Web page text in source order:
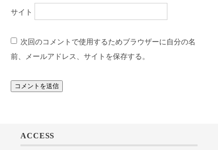
サイト
次回のコメントで使用するためブラウザーに自分の名
前、メールアドレス、サイトを保存する。
ACCESS